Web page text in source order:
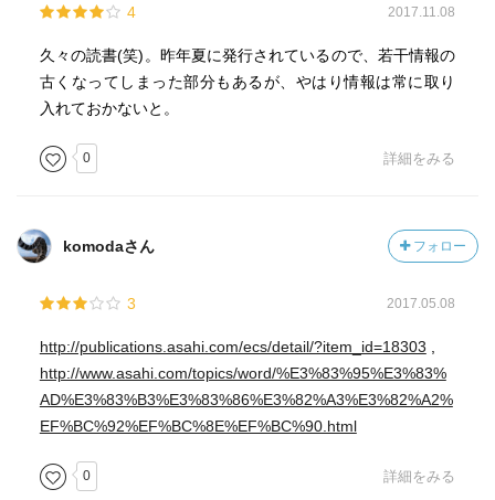
4 2017.11.08
久々の読書(笑)。昨年夏に発行されているので、若干情報の
古くなってしまった部分もあるが、やはり情報は常に取り
入れておかないと。
0 詳細をみる
komodaさん フォロー
3 2017.05.08
http://publications.asahi.com/ecs/detail/?item_id=18303
http://www.asahi.com/topics/word/%E3%83%95%E3%83%
AD%E3%83%B3%E3%83%86%E3%82%A3%E3%82%A2%
EF%BC%92%EF%BC%8E%EF%BC%90.html
0 詳細をみる